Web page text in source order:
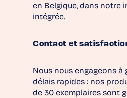
en Belgique, dans notre
intégrée.
Contact et
Nous nous engageons à
délais rapides : nos
de 30 exemplaires sont